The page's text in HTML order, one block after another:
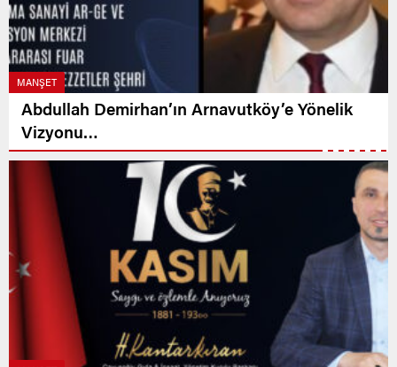
MANŞET
Abdullah Demirhan’ın Arnavutköy’e Yönelik
Vizyonu…